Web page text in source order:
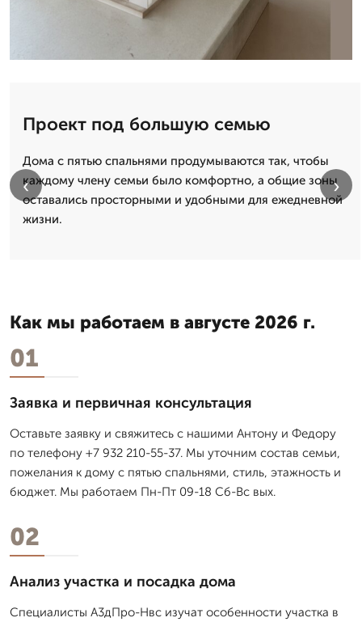
Проект под большую семью
Дома с пятью спальнями продумываются так, чтобы
каждому члену семьи было комфортно, а общие зоны
оставались просторными и удобными для ежедневной
жизни.
‹ ›
Как мы работаем в августе 2026 г.
01
Заявка и первичная консультация
Оставьте заявку и свяжитесь с нашими Антону и Федору
по телефону +7 932 210-55-37. Мы уточним состав семьи,
пожелания к дому с пятью спальнями, стиль, этажность и
бюджет. Мы работаем Пн-Пт 09-18 Сб-Вс вых.
02
Анализ участка и посадка дома
Специалисты А3дПро-Нвс изучат особенности участка в